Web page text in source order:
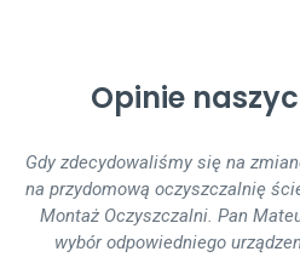
Opinie
Montaż oczyszczalni ścieków
bezproblemowo. Trwał jeden
sprawnie - widać, że nie robili
współpracę z firmą
Gdy zdecydowaliśmy się na
na przydomową oczyszczalnię
Montaż Oczyszczalni. Pan
wybór odpowiedniego